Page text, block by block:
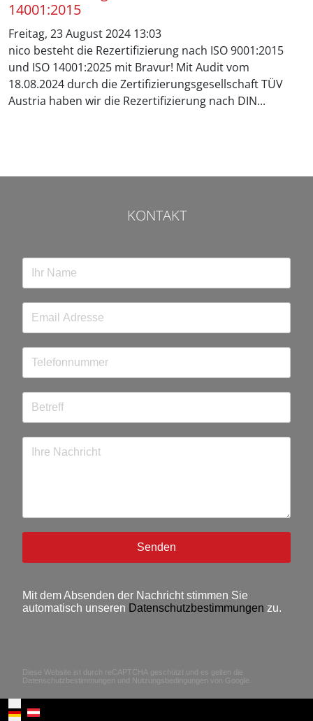
14001:2015
Freitag, 23 August 2024 13:03
nico besteht die Rezertifizierung nach ISO 9001:2015
und ISO 14001:2025 mit Bravur! Mit Audit vom
18.08.2024 durch die Zertifizierungsgesellschaft TÜV
Austria haben wir die Rezertifizierung nach DIN...
KONTAKT
Senden
Mit dem Absenden der Nachricht stimmen Sie
automatisch unseren Datenschutzbestimmungen zu.
reCAPTCHA*
Diese Website ist durch reCAPTCHA geschützt und es gelten die
Datenschutzbestimmungen
und Nutzungsbedingungen von Google.
Sprache auswählen